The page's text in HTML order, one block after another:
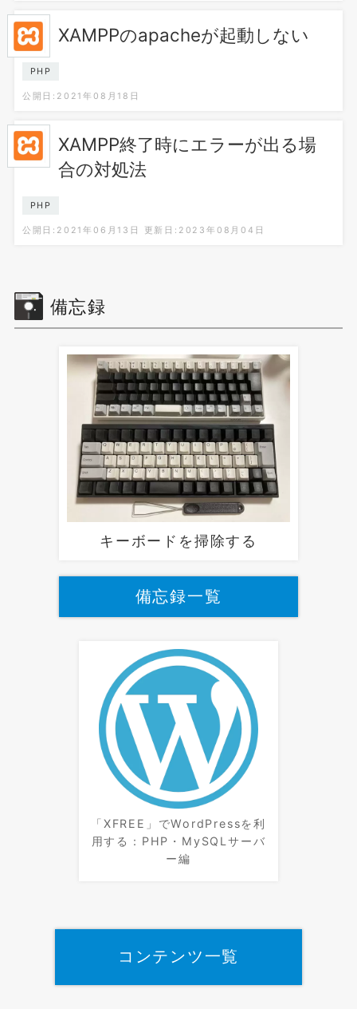
XAMPPのapacheが起動しない
PHP
公開日:2021年08月18日
XAMPP終了時にエラーが出る場
合の対処法
PHP
公開日:2021年06月13日 更新日:2023年08月04日
備忘録
キーボードを掃除する
備忘録一覧
「XFREE」でWordPressを利
用する：PHP・MySQLサーバ
ー編
コンテンツ一覧